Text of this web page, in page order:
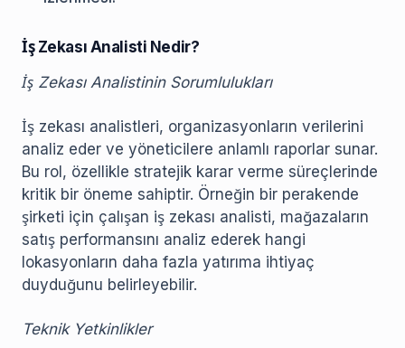
İş Zekası Analisti Nedir?
İş Zekası Analistinin Sorumlulukları
İş zekası analistleri, organizasyonların verilerini
analiz eder ve yöneticilere anlamlı raporlar sunar.
Bu rol, özellikle stratejik karar verme süreçlerinde
kritik bir öneme sahiptir. Örneğin bir perakende
şirketi için çalışan iş zekası analisti, mağazaların
satış performansını analiz ederek hangi
lokasyonların daha fazla yatırıma ihtiyaç
duyduğunu belirleyebilir.
Teknik Yetkinlikler